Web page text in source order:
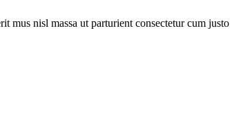
mus nisl massa ut parturient consectetur cum justo